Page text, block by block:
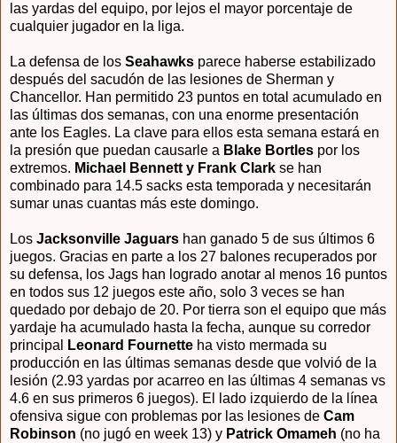
las yardas del equipo, por lejos el mayor porcentaje de
cualquier jugador en la liga.
La defensa de los Seahawks parece haberse estabilizado
después del sacudón de las lesiones de Sherman y
Chancellor. Han permitido 23 puntos en total acumulado en
las últimas dos semanas, con una enorme presentación
ante los Eagles. La clave para ellos esta semana estará en
la presión que puedan causarle a Blake Bortles por los
extremos. Michael Bennett y Frank Clark se han
combinado para 14.5 sacks esta temporada y necesitarán
sumar unas cuantas más este domingo.
Los Jacksonville Jaguars han ganado 5 de sus últimos 6
juegos. Gracias en parte a los 27 balones recuperados por
su defensa, los Jags han logrado anotar al menos 16 puntos
en todos sus 12 juegos este año, solo 3 veces se han
quedado por debajo de 20. Por tierra son el equipo que más
yardaje ha acumulado hasta la fecha, aunque su corredor
principal
Leonard Fournette ha visto mermada su
producción en las últimas semanas desde que volvió de la
lesión (2.93 yardas por acarreo en las últimas 4 semanas vs
4.6 en sus primeros 6 juegos). El lado izquierdo de la línea
ofensiva sigue con problemas por las lesiones de Cam
Robinson (no jugó en week 13) y Patrick Omameh (no ha